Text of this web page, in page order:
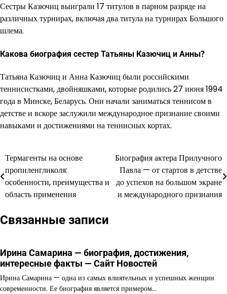
Сестры Казючиц выиграли 17 титулов в парном разряде на
различных турнирах, включая два титула на турнирах Большого
шлема.
Какова биография сестер Татьяны Казючиц и Анны?
Татьяна Казючиц и Анна Казючиц были российскими
теннисистками, двойняшками, которые родились 27 июня 1994
года в Минске, Беларусь. Они начали заниматься теннисом в
детстве и вскоре заслужили международное признание своими
навыками и достижениями на теннисных кортах.
Навигация
по
записям
Термагенты на основе
пропиленгликоля:
особенности, преимущества и
область применения
Биография актера Прилучного
Павла — от стартов в детстве
до успехов на большом экране
и международного признания
Связанные записи
Ирина Самарина — биография, достижения,
интересные факты — Сайт Новостей
Ирина Самарина — одна из самых влиятельных и успешных женщин
современности. Ее биография является примером…